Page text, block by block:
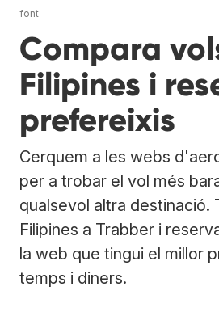
font
Compara
Filipines i
prefereixis
Cerquem a les webs
per a trobar el vol més
qualsevol altra destinació.
Filipines a Trabber i
la web que tingui el millor
temps i diners.